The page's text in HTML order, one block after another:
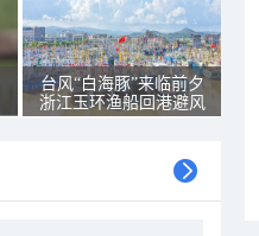
台风“白海豚”来临前夕
浙江玉环渔船回港避风